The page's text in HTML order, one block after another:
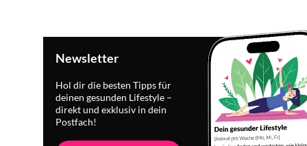
Newsletter
Hol dir die besten Tipps für
deinen gesunden Lifestyle –
direkt und exklusiv in dein
Postfach!